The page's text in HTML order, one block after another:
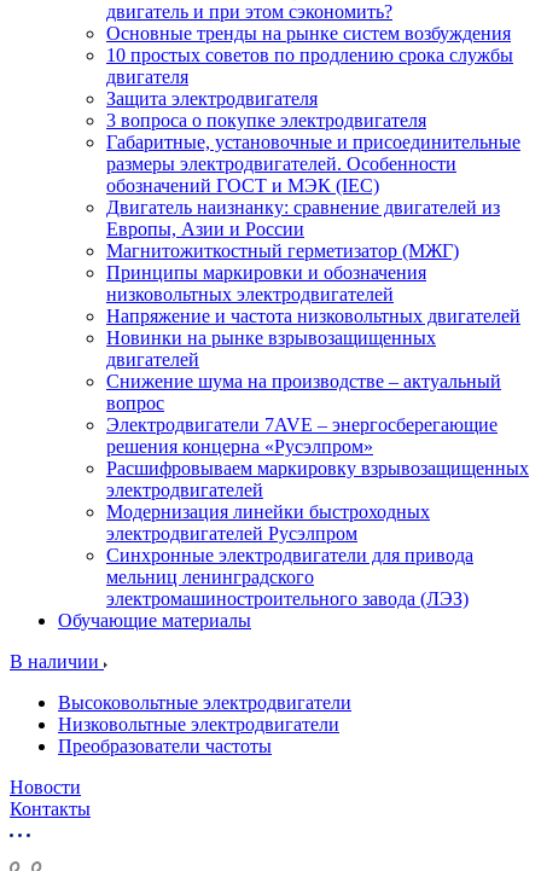
двигатель и при этом сэкономить?
Основные тренды на рынке систем возбуждения
10 простых советов по продлению срока службы
двигателя
Защита электродвигателя
3 вопроса о покупке электродвигателя
Габаритные, установочные и присоединительные
размеры электродвигателей. Особенности
обозначений ГОСТ и МЭК (IEC)
Двигатель наизнанку: сравнение двигателей из
Европы, Азии и России
Магнитожиткостный герметизатор (МЖГ)
Принципы маркировки и обозначения
низковольтных электродвигателей
Напряжение и частота низковольтных двигателей
Новинки на рынке взрывозащищенных
двигателей
Снижение шума на производстве – актуальный
вопрос
Электродвигатели 7AVE – энергосберегающие
решения концерна «Русэлпром»
Расшифровываем маркировку взрывозащищенных
электродвигателей
Модернизация линейки быстроходных
электродвигателей Русэлпром
Синхронные электродвигатели для привода
мельниц ленинградского
электромашиностроительного завода (ЛЭЗ)
Обучающие материалы
В наличии
Высоковольтные электродвигатели
Низковольтные электродвигатели
Преобразователи частоты
Новости
Контакты